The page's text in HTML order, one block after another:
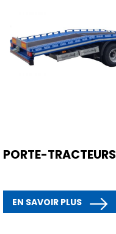
PORTE-TRACTEURS
EN SAVOIR PLUS